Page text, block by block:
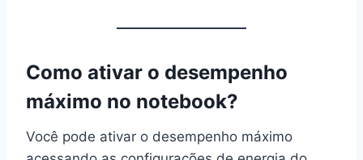
Como ativar o desempenho
máximo no notebook?
Você pode ativar o desempenho máximo